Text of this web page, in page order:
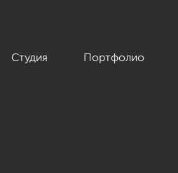
Студия Портфолио